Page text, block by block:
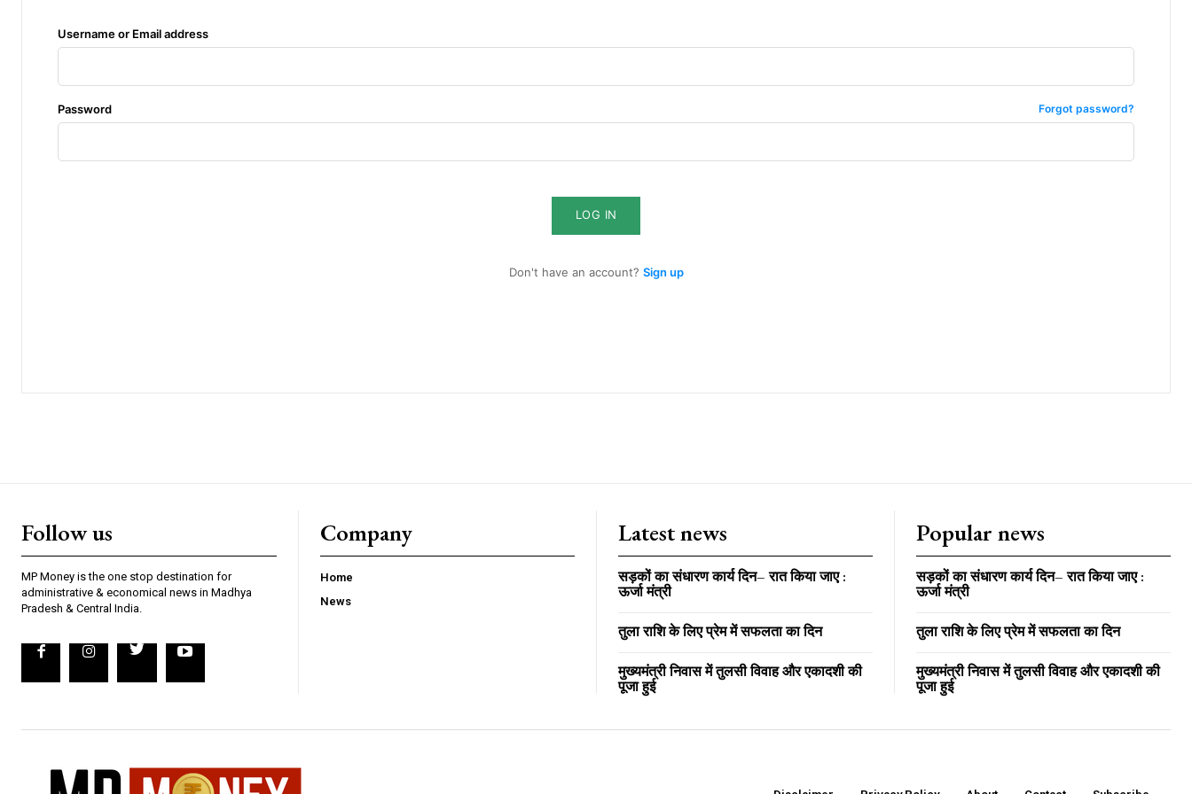
Free limited access
Free / forever
Member full access
$100 / year
Etiam est nibh, lobortis sit
CHOOSE PLAN
Username or Email address
Password Forgot password?
LOG IN
Don't have an account? Sign up
Follow us
MP Money is the one stop destination for
administrative & economical news in Madhya
Pradesh & Central India.
Company
Home
News
Latest news
सड़कों का संधारण कार्य दिन– रात किया जाए :
ऊर्जा मंत्री
तुला राशि के लिए प्रेम में सफलता का दिन
मुख्यमंत्री निवास में तुलसी विवाह और एकादशी की
पूजा हुई
Popular news
सड़कों का संधारण कार्य दिन– रात किया जाए :
ऊर्जा मंत्री
तुला राशि के लिए प्रेम में सफलता का दिन
मुख्यमंत्री निवास में तुलसी विवाह और एकादशी की
पूजा हुई